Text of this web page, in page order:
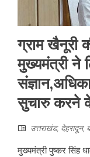
ग्राम खैनूरी
मुख्यमंत्री ने
सुचारु करने
उत्तराखंड, देहरादून,
मुख्यमंत्री पुष्कर सिंह